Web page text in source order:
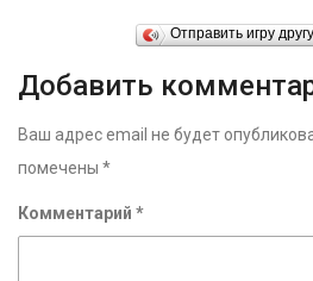
Отправить игру другу
Добавить
Ваш адрес email не будет
помечены *
Комментарий *